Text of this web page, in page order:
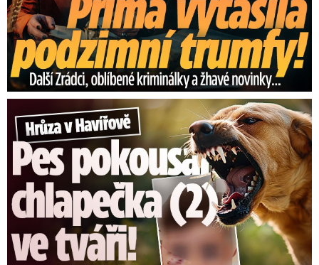
Hrůza v Havířově: Pes pokousal chlapečka (2) ve tváři!